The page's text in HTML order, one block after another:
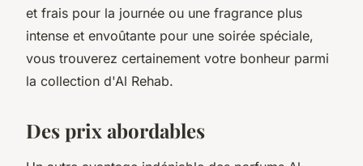
et frais pour la journée ou une fragrance plus
intense et envoûtante pour une soirée spéciale,
vous trouverez certainement votre bonheur parmi
la collection d'Al Rehab.
Des prix abordables